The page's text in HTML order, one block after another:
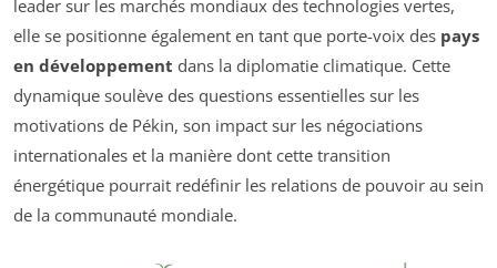
leader sur les marchés mondiaux des technologies vertes,
elle se positionne également en tant que porte-voix des pays
en développement dans la diplomatie climatique. Cette
dynamique soulève des questions essentielles sur les
motivations de Pékin, son impact sur les négociations
internationales et la manière dont cette transition
énergétique pourrait redéfinir les relations de pouvoir au sein
de la communauté mondiale.